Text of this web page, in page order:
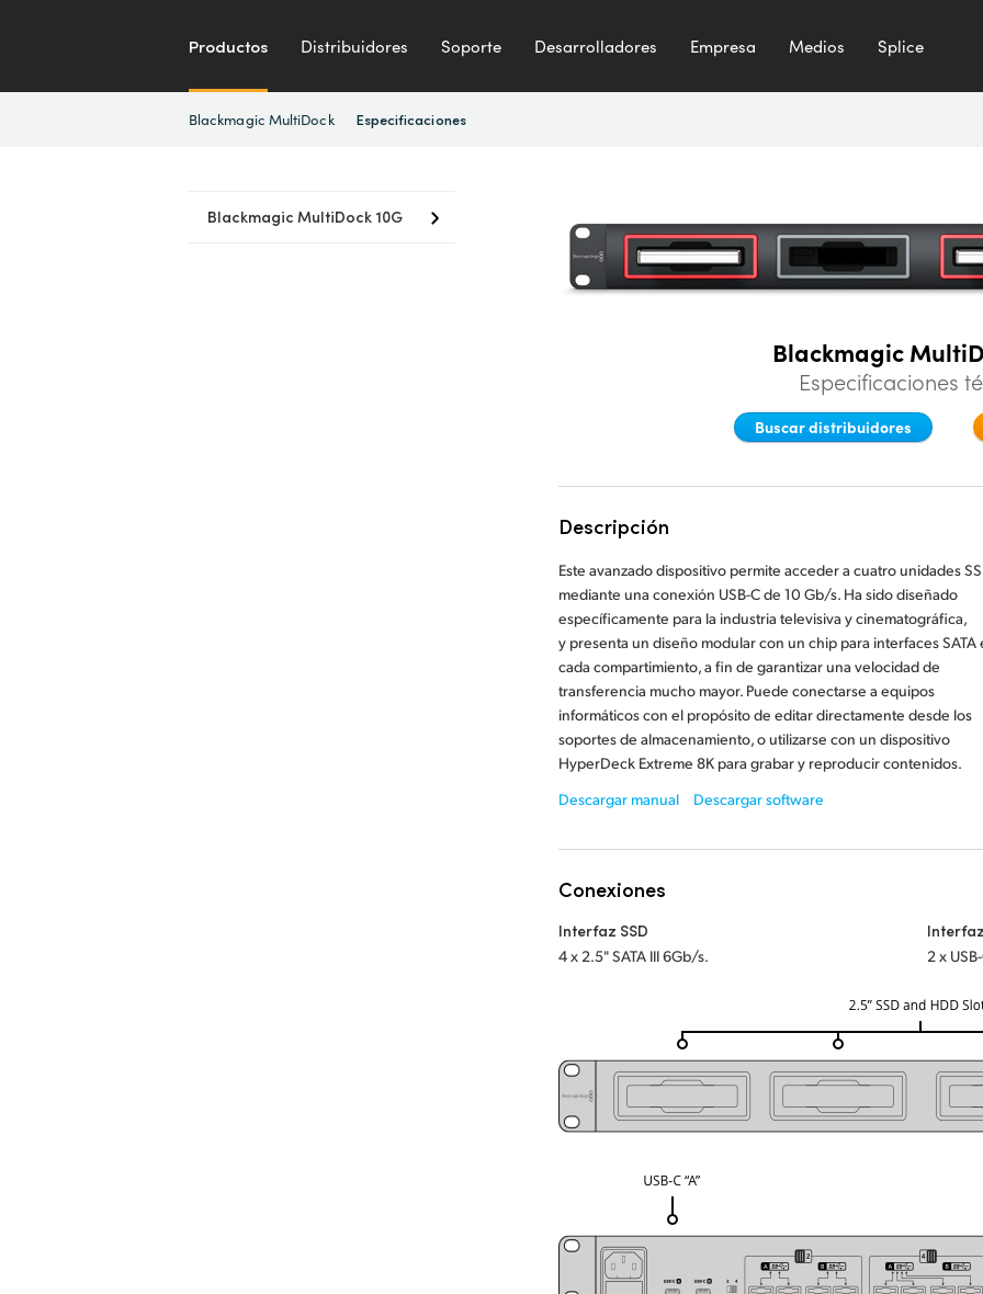
Productos Distribuidores Soporte Desarrolladores Empresa Medios Splice
Blackmagic MultiDock Especificaciones
Blackmagic MultiDock 10G
Blackmagic
Especificaciones
Buscar distribuidores
Descripción
Este avanzado dispositivo permite acceder a cuatro unidades
mediante una conexión USB-C de 10 Gb/s. Ha sido diseñado
específicamente para la industria televisiva y cinematográfica,
y presenta un diseño modular con un chip para interfaces SATA
cada compartimiento, a fin de garantizar una velocidad de
transferencia mucho mayor. Puede conectarse a equipos
informáticos con el propósito de editar directamente desde los
soportes de almacenamiento, o utilizarse con un dispositivo
HyperDeck Extreme 8K para grabar y reproducir contenidos.
Descargar manual
Descargar software
Conexiones
Interfaz SSD
4 x 2.5" SATA III 6Gb/s. 2 x